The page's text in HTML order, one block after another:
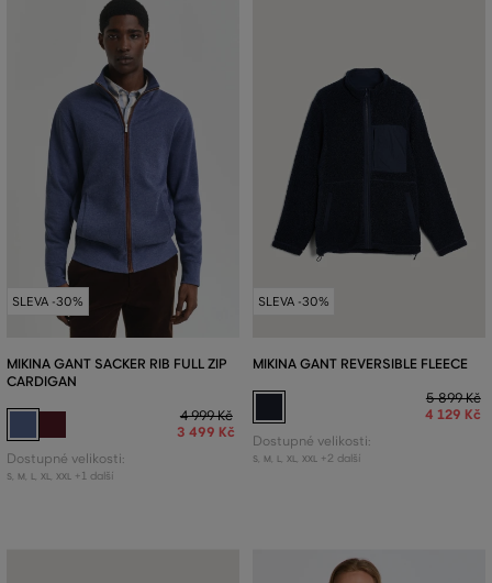
SLEVA -30%
MIKINA GANT SACKER RIB FULL ZIP
CARDIGAN
4 999 Kč
3 499 Kč
Dostupné velikosti:
S, M L XL XXL +1 další
SLEVA -30%
MIKINA GANT REVERSIBLE FLEECE
5 899 Kč
4 129 Kč
Dostupné velikosti:
S, M L XL XXL +2 další